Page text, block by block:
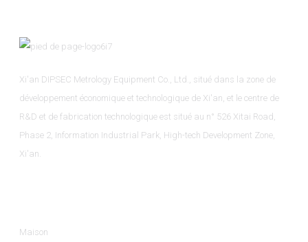
Xi'an DIPSEC Metrology Equipment Co., Ltd., situé dans la zone de
développement économique et technologique de Xi'an, et le centre de
R&D et de fabrication technologique est situé au n° 526 Xitai Road,
Phase 2, Information Industrial Park, High-tech Development Zone,
Xi'an.
Maison